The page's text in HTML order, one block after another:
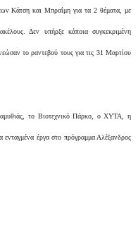
Κάτση και Μπραΐμη για τα 2 θέματα, με
Δεν υπήρξε κάποια συγκεκριμένη
το ραντεβού τους για τις 31 Μαρτίου
το Βιοτεχνικό Πάρκο, ο ΧΥΤΑ, η
έργα στο πρόγραμμα Αλέξανδρος